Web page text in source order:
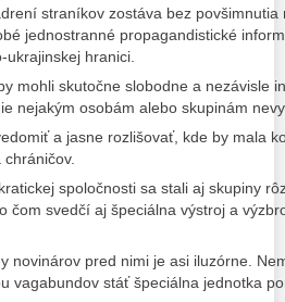
straníkov zostáva bez povšimnutia
jednostranné propagandistické
hranici.
mohli skutočne slobodne a nezávisle
nejakým osobám alebo skupinám
a jasne rozlišovať, kde by mala
spoločnosti sa stali aj skupiny
čom svedčí aj špeciálna výstroj a
novinárov pred nimi je asi iluzórne.
vagabundov stáť špeciálna jednotka